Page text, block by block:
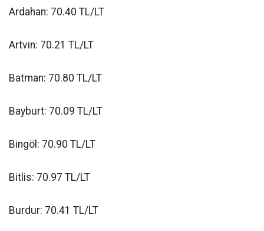
Ardahan: 70.40 TL/LT
Artvin: 70.21 TL/LT
Batman: 70.80 TL/LT
Bayburt: 70.09 TL/LT
Bingöl: 70.90 TL/LT
Bitlis: 70.97 TL/LT
Burdur: 70.41 TL/LT